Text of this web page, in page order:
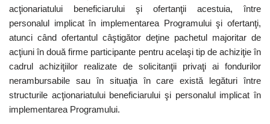
acţionariatului beneficiarului şi ofertanţii acestuia, între
personalul implicat în implementarea Programului şi ofertanţi,
atunci când ofertantul câştigător deţine pachetul majoritar de
acţiuni în două firme participante pentru acelaşi tip de achiziţie în
cadrul achiziţiilor realizate de solicitanţii privaţi ai fondurilor
nerambursabile sau în situaţia în care există legături între
structurile acţionariatului beneficiarului şi personalul implicat în
implementarea Programului.